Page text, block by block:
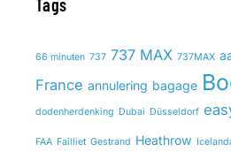
66 minuten 737 737 MAX 737MAX
France annulering bagage
dodenherdenking Dubai Düsseldorf
FAA Failliet Gestrand Heathrow